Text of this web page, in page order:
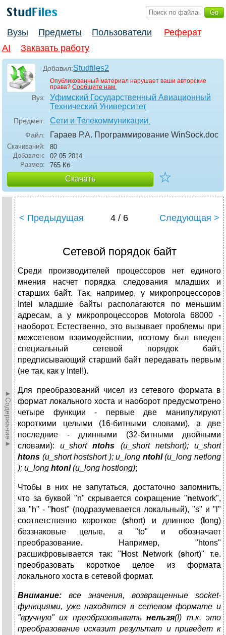
Вузы Предметы Пользователи
Реферат
AI
Заказать работу
Добавил:Studfiles2
Опубликованный материал нарушает ваши авторские
права? Сообщите нам.
Вуз:
Уфимский Государственный Авиационный
Технический Университет
Предмет: Сети и Телекоммуникации
Файл: Гараев Р.А. Программирование WinSock.doc
Скачиваний:
80
Добавлен:
02.05.2014
Размер:
765 Кб
Скачать ☆
►Содержание►
< Предыдущая 4 / 6 Следующая >
Сетевой порядок байт
Среди производителей процессоров нет единого
мнения насчет порядка следования младших и
старших байт. Так, например, у микропроцессоров
Intel младшие байты располагаются по меньшим
адресам, а у микропроцессоров Motorola 68000 -
наоборот. Естественно, это вызывает проблемы при
межсетевом взаимодействии, поэтому был введен
специальный сетевой порядок байт,
предписывающий старший байт передавать первым
(не так, как у Intel!).
Для преобразований чисел из сетевого формата в
формат локального хоста и наоборот предусмотрено
четыре функции - первые две манипулируют
короткими целыми (16-битными словами), а две
последние - длинными (32-битными двойными
словами): u_shortntohs (u_short netshort); u_short
htons (u_short hostshort ); u_long ntohl(u_long netlong
); u_long htonl(u_long hostlong);
Чтобы в них не запутаться, достаточно запомнить,
что за буквой "n" скрывается сокращение "network",
за "h" - " host" (подразумевается локальный), "s" и "l"
соответственно короткое (short) и длинное ( long)
беззнаковые целые, а "to" и обозначает
преобразование. Например, "htons"
расшифровывается так: " Host Network (short)" т.е.
преобразовать короткое целое из формата
локального хоста в сетевой формат.
Внимание: все значения, возвращенные socket-
функциями, уже находятся в сетевом формате и
"вручную" их преобразовыватьнельзя(!) т.к. это
преобразование исказит результат и приведет к